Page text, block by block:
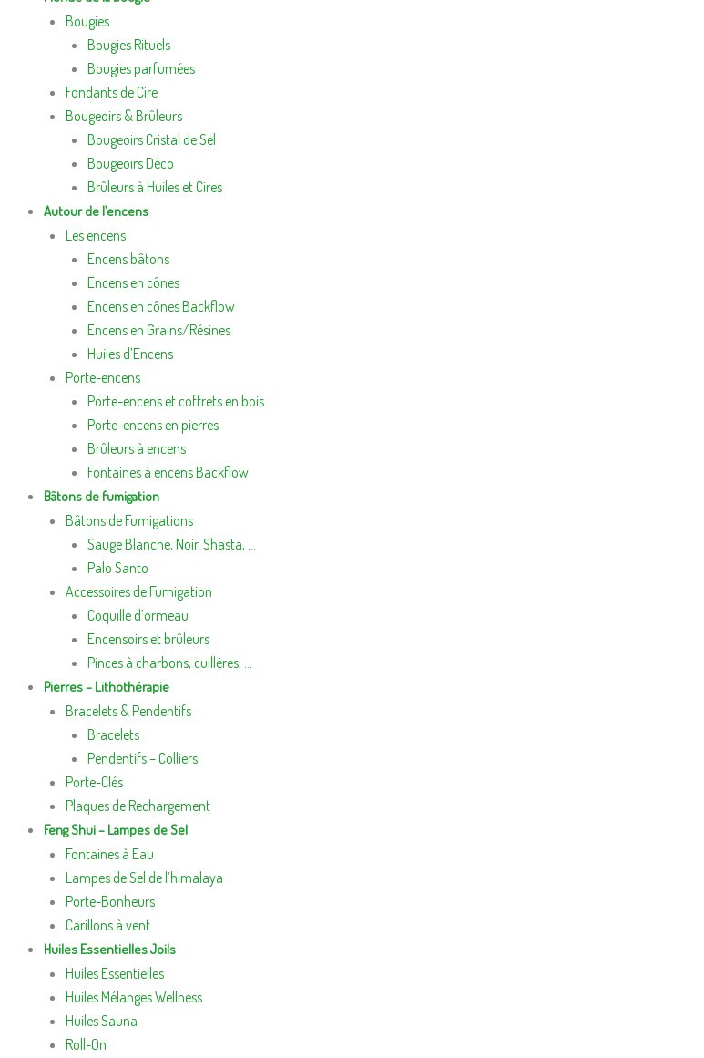
Bougies
Bougies Rituels
Bougies parfumées
Fondants de Cire
Bougeoirs & Brûleurs
Bougeoirs Cristal de Sel
Bougeoirs Déco
Brûleurs à Huiles et Cires
Autour de l’encens
Les encens
Encens bâtons
Encens en cônes
Encens en cônes Backflow
Encens en Grains/Résines
Huiles d’Encens
Porte-encens
Porte-encens et coffrets en bois
Porte-encens en pierres
Brûleurs à encens
Fontaines à encens Backflow
Bâtons de fumigation
Bâtons de Fumigations
Sauge Blanche, Noir, Shasta, …
Palo Santo
Accessoires de Fumigation
Coquille d’ormeau
Encensoirs et brûleurs
Pinces à charbons, cuillères, …
Pierres – Lithothérapie
Bracelets & Pendentifs
Bracelets
Pendentifs – Colliers
Porte-Clés
Plaques de Rechargement
Feng Shui – Lampes de Sel
Fontaines à Eau
Lampes de Sel de l’himalaya
Porte-Bonheurs
Carillons à vent
Huiles Essentielles Joils
Huiles Essentielles
Huiles Mélanges Wellness
Huiles Sauna
Roll-On